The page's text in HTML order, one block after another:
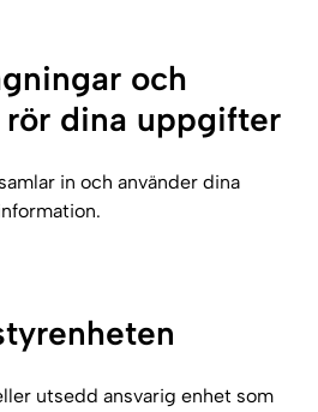
och
dina uppgifter
in och använder dina
utsedd ansvarig enhet som